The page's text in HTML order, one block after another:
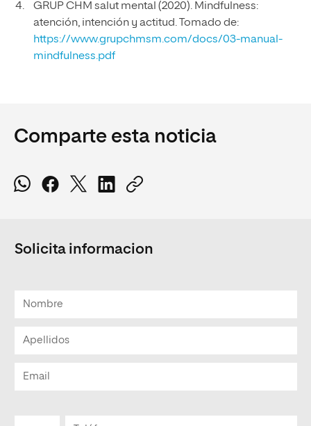
GRUP CHM salut mental (2020). Mindfulness:
atención, intención y actitud. Tomado de:
https://www.grupchmsm.com/docs/03-manual-
mindfulness.pdf
Comparte esta noticia
Solicita informacion